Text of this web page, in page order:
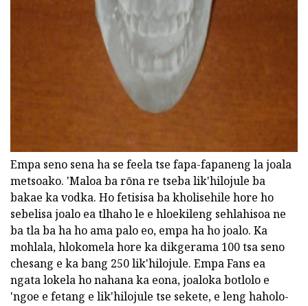
ad
Empa seno sena ha se feela tse fapa-fapaneng la joala
metsoako. 'Maloa ba rōna re tseba lik'hilojule ba
bakae ka vodka. Ho fetisisa ba kholisehile hore ho
sebelisa joalo ea tlhaho le e hloekileng sehlahisoa ne
ba tla ba ha ho ama palo eo, empa ha ho joalo. Ka
mohlala, hlokomela hore ka dikgerama 100 tsa seno
chesang e ka bang 250 lik'hilojule. Empa Fans ea
ngata lokela ho nahana ka eona, joaloka botlolo e
'ngoe e fetang e lik'hilojule tse sekete, e leng haholo-